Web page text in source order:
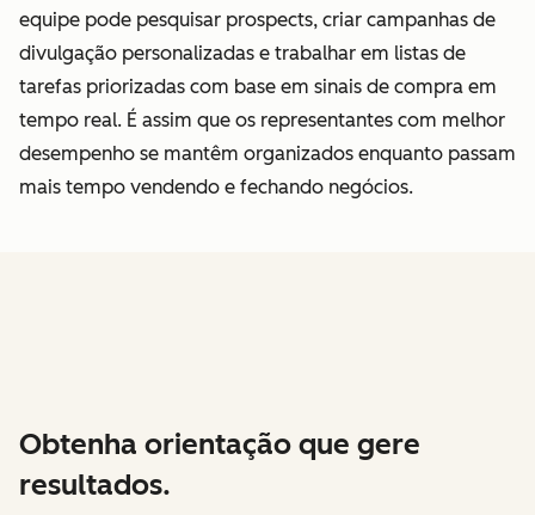
equipe pode pesquisar prospects, criar campanhas de
divulgação personalizadas e trabalhar em listas de
tarefas priorizadas com base em sinais de compra em
tempo real. É assim que os representantes com melhor
desempenho se mantêm organizados enquanto passam
mais tempo vendendo e fechando negócios.
Obtenha orientação que gere
resultados.